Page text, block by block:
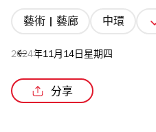
藝術 | 藝廊 中環
2024年11月14日星期四
分享